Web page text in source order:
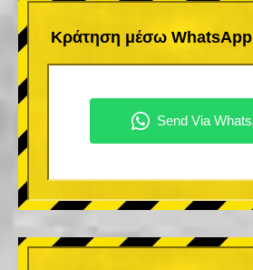
Κράτηση μέσω WhatsApp